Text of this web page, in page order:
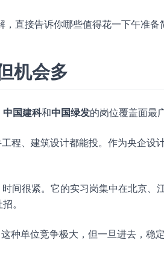
，直接告诉你哪些值得花一下午准备
机会多
中国建科和中国绿发的岗位覆盖面最广
程、建筑设计都能投。作为央企设
间很紧。它的实习岗集中在北京、
。
种单位竞争极大，但一旦进去，稳